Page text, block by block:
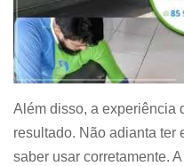
Além disso, a experiência
resultado. Não adianta ter
saber usar corretamente. A